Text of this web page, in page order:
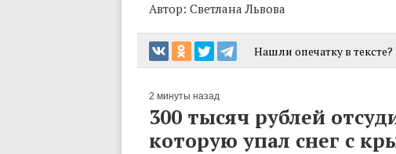
Автор: Светлана Львова
Нашли опечатку в
2 минуты назад
300 тысяч рублей
которую упал снег с